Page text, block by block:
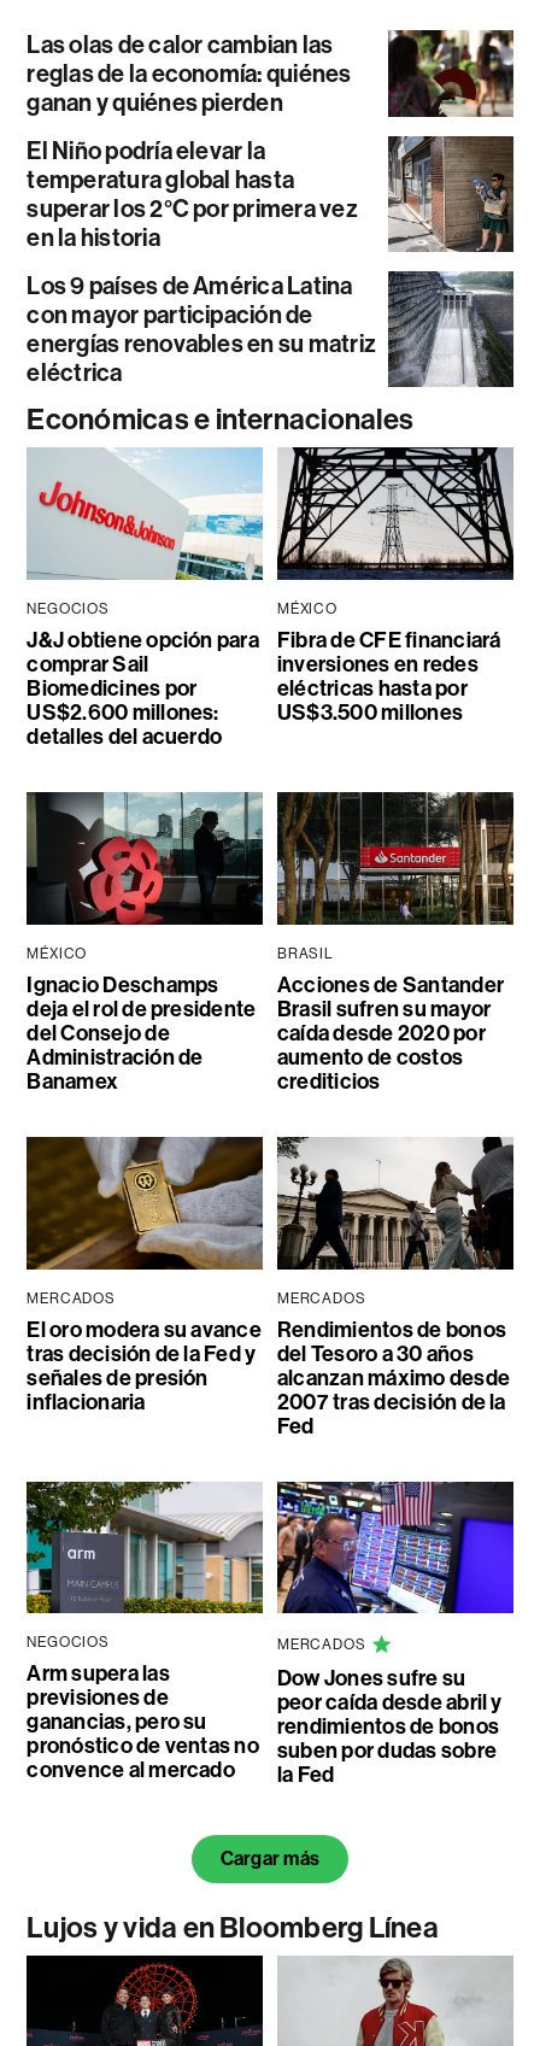
Las olas de calor cambian las
reglas de la economía: quiénes
ganan y quiénes pierden
El Niño podría elevar la
temperatura global hasta
superar los 2°C por primera vez
en la historia
Los 9 países de América Latina
con mayor participación de
energías renovables en su matriz
eléctrica
Económicas e internacionales
NEGOCIOS
J&J obtiene opción para
comprar Sail
Biomedicines por
US$2.600 millones:
detalles del acuerdo
MÉXICO
Fibra de CFE financiará
inversiones en redes
eléctricas hasta por
US$3.500 millones
MÉXICO
Ignacio Deschamps
deja el rol de presidente
del Consejo de
Administración de
Banamex
BRASIL
Acciones de Santander
Brasil sufren su mayor
caída desde 2020 por
aumento de costos
crediticios
MERCADOS
El oro modera su avance
tras decisión de la Fed y
señales de presión
inflacionaria
MERCADOS
Rendimientos de bonos
del Tesoro a 30 años
alcanzan máximo desde
2007 tras decisión de la
Fed
NEGOCIOS
Arm supera las
previsiones de
ganancias, pero su
pronóstico de ventas no
convence al mercado
MERCADOS
Dow Jones sufre su
peor caída desde abril y
rendimientos de bonos
suben por dudas sobre
la Fed
Cargar más
Lujos y vida en Bloomberg Línea